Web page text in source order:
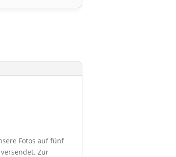
Fotos auf fünf
Zur